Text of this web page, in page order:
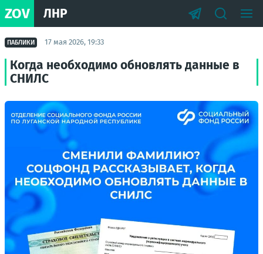
ZOV ЛНР
ПАБЛИКИ 17 мая 2026, 19:33
Когда необходимо обновлять данные в
СНИЛС